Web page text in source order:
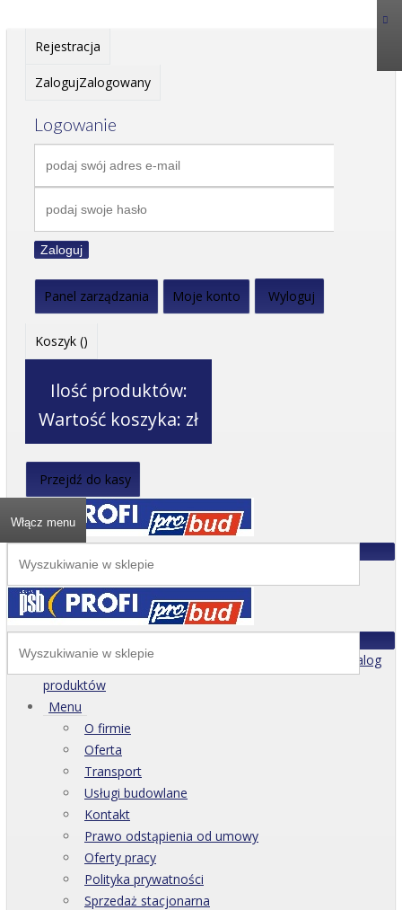
Rejestracja
ZalogujZalogowany
Logowanie
Zaloguj
Panel zarządzania Moje konto Wyloguj
Koszyk ()
Ilość produktów:
Wartość koszyka: zł
Przejdź do kasy
Włącz menu
Katalog
produktów
Menu
O firmie
Oferta
Transport
Usługi budowlane
Kontakt
Prawo odstąpienia od umowy
Oferty pracy
Polityka prywatności
Sprzedaż stacjonarna